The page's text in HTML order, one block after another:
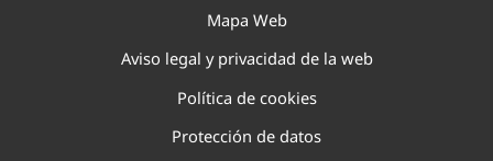
Mapa Web
Aviso legal y privacidad de la web
Política de cookies
Protección de datos